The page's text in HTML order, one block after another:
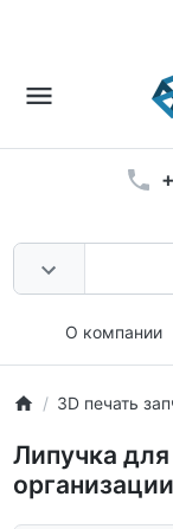
О компании
3D печать
Липучка